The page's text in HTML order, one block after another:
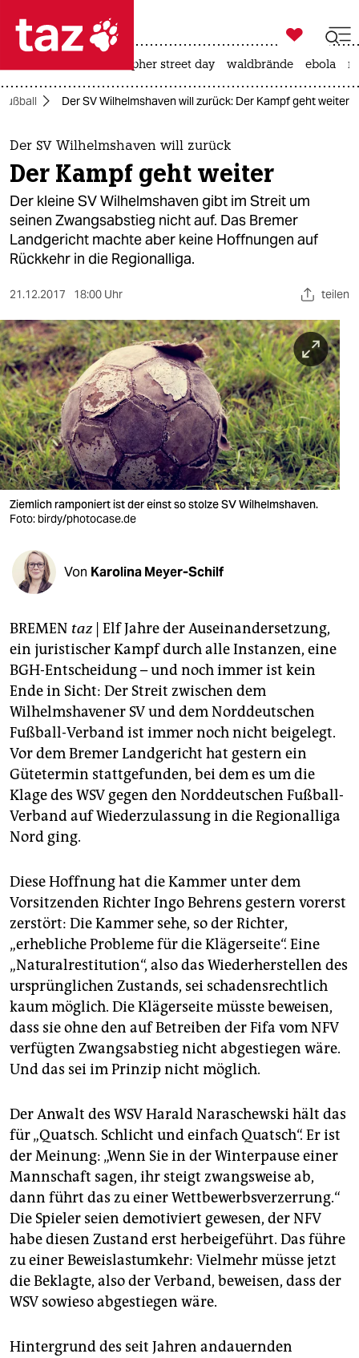
 taz zahl ich
taz zahl ich
themen
politik
öko
gesellschaft
kultur
sport
berlin
nord
wahrheit
verlag
verlag
shop
fragen & hilfe
unterstützen
abo
genossenschaft
epaper login

taz zahl ich
christopher street day waldbrände ebola
Fußball Der SV Wilhelmshaven will zurück: Der Kampf geht weiter
Der SV Wilhelmshaven will zurück
Der Kampf geht weiter
Der kleine SV Wilhelmshaven gibt im Streit um
seinen Zwangsabstieg nicht auf. Das Bremer
Landgericht machte aber keine Hoffnungen auf
Rückkehr in die Regionalliga.
21.12.2017 18:00 Uhr teilen
Ziemlich ramponiert ist der einst so stolze SV Wilhelmshaven.
Foto: birdy/photocase.de
Von Karolina Meyer-Schilf
BREMEN taz| Elf Jahre der Auseinandersetzung,
ein juristischer Kampf durch alle Instanzen, eine
BGH-Entscheidung – und noch immer ist kein
Ende in Sicht: Der Streit zwischen dem
Wilhelmshavener SV und dem Norddeutschen
Fußball-Verband ist immer noch nicht beigelegt.
Vor dem Bremer Landgericht hat gestern ein
Gütetermin stattgefunden, bei dem es um die
Klage des WSV gegen den Norddeutschen Fußball-
Verband auf Wiederzulassung in die Regionalliga
Nord ging.
Diese Hoffnung hat die Kammer unter dem
Vorsitzenden Richter Ingo Behrens gestern vorerst
zerstört: Die Kammer sehe, so der Richter,
„erhebliche Probleme für die Klägerseite“. Eine
„Naturalrestitution“, also das Wiederherstellen des
ursprünglichen Zustands, sei schadensrechtlich
kaum möglich. Die Klägerseite müsste beweisen,
dass sie ohne den auf Betreiben der Fifa vom NFV
verfügten Zwangsabstieg nicht abgestiegen wäre.
Und das sei im Prinzip nicht möglich.
Der Anwalt des WSV Harald Naraschewski hält das
für „Quatsch. Schlicht und einfach Quatsch“. Er ist
der Meinung: „Wenn Sie in der Winterpause einer
Mannschaft sagen, ihr steigt zwangsweise ab,
dann führt das zu einer Wettbewerbsverzerrung.“
Die Spieler seien demotiviert gewesen, der NFV
habe diesen Zustand erst herbeigeführt. Das führe
zu einer Beweislast­umkehr: Vielmehr müsse jetzt
die Beklagte, also der Verband, beweisen, dass der
WSV sowieso abgestiegen wäre.
Hintergrund des seit Jahren andauernden